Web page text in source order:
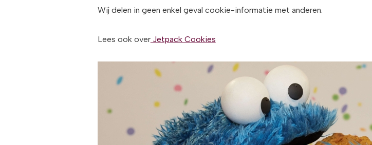
Wij delen in geen enkel geval cookie-informatie met anderen.
Lees ook overJetpack Cookies